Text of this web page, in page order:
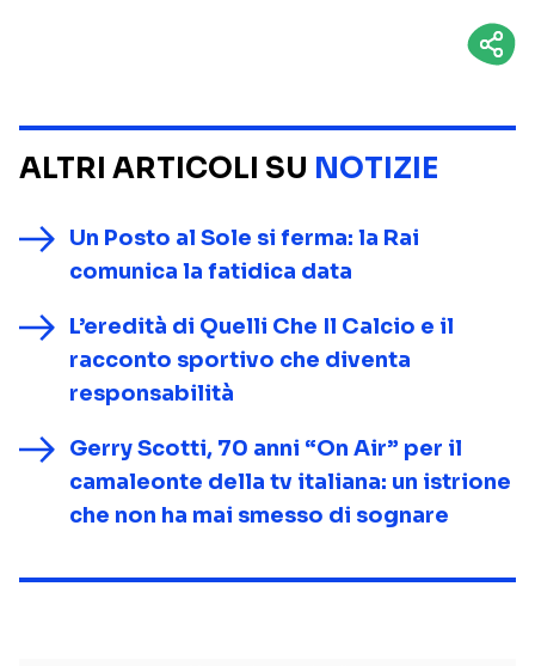
ALTRI ARTICOLI SU NOTIZIE
Un Posto al Sole si ferma: la Rai
comunica la fatidica data
L’eredità di Quelli Che Il Calcio e il
racconto sportivo che diventa
responsabilità
Gerry Scotti, 70 anni “On Air” per il
camaleonte della tv italiana: un istrione
che non ha mai smesso di sognare